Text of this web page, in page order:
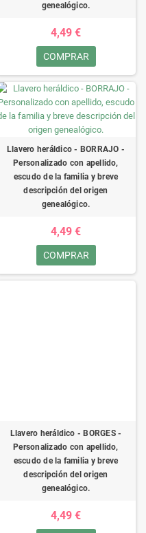
genealógico.
4,49 €
COMPRAR
Llavero heráldico - BORRAJO -
Personalizado con apellido,
escudo de la familia y breve
descripción del origen
genealógico.
4,49 €
COMPRAR
Llavero heráldico - BORGES -
Personalizado con apellido,
escudo de la familia y breve
descripción del origen
genealógico.
4,49 €